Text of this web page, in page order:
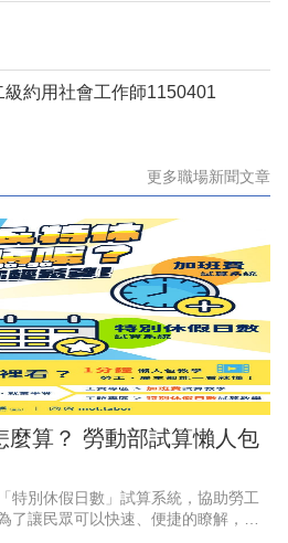
約用社會工作師1150401
更多職場新聞文章
麼算？ 勞動部試算懶人包
特別休假日數」試算系統，協助勞工
了讓民眾可以快速、便捷的瞭解，勞